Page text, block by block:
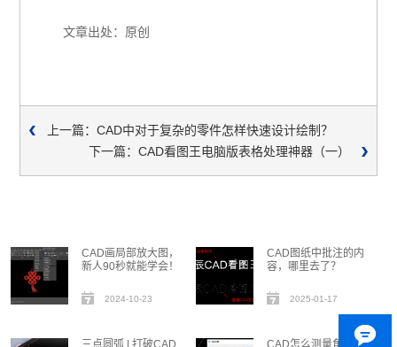
文章出处：原创
上一篇：CAD中对于复杂的零件怎样快速设计绘制？
下一篇：CAD看图王电脑版表格处理神器（一）
CAD画局部放大图，
新人90秒就能学会！
2024-10-23
CAD图纸中批注的内
容，哪里去了？
2025-01-17
三点圆弧 | 打破CAD
CAD怎么测量角度？